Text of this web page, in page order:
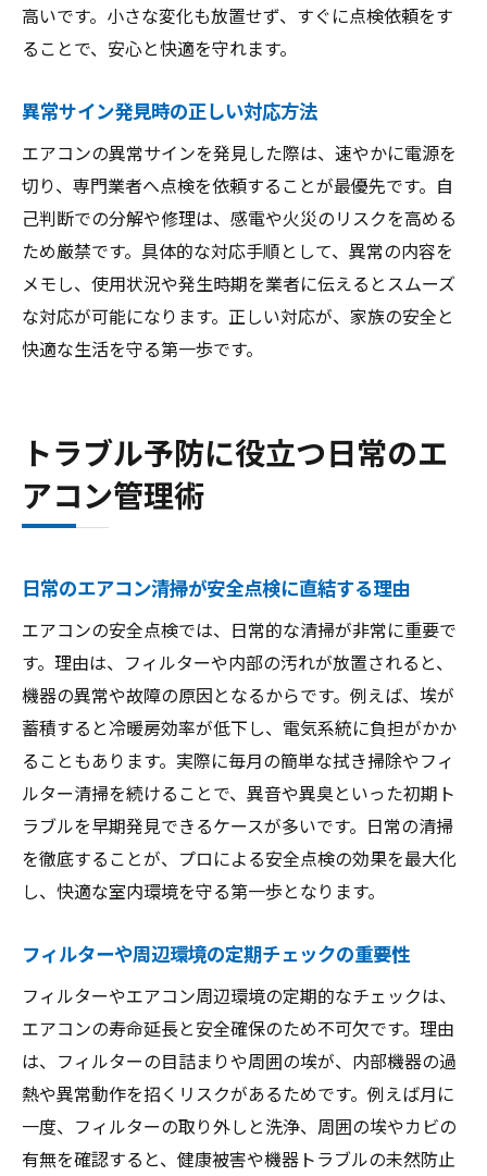
高いです。小さな変化も放置せず、すぐに点検依頼をす
ることで、安心と快適を守れます。
異常サイン発見時の正しい対応方法
エアコンの異常サインを発見した際は、速やかに電源を
切り、専門業者へ点検を依頼することが最優先です。自
己判断での分解や修理は、感電や火災のリスクを高める
ため厳禁です。具体的な対応手順として、異常の内容を
メモし、使用状況や発生時期を業者に伝えるとスムーズ
な対応が可能になります。正しい対応が、家族の安全と
快適な生活を守る第一歩です。
トラブル予防に役立つ日常のエ
アコン管理術
日常のエアコン清掃が安全点検に直結する理由
エアコンの安全点検では、日常的な清掃が非常に重要で
す。理由は、フィルターや内部の汚れが放置されると、
機器の異常や故障の原因となるからです。例えば、埃が
蓄積すると冷暖房効率が低下し、電気系統に負担がかか
ることもあります。実際に毎月の簡単な拭き掃除やフィ
ルター清掃を続けることで、異音や異臭といった初期ト
ラブルを早期発見できるケースが多いです。日常の清掃
を徹底することが、プロによる安全点検の効果を最大化
し、快適な室内環境を守る第一歩となります。
フィルターや周辺環境の定期チェックの重要性
フィルターやエアコン周辺環境の定期的なチェックは、
エアコンの寿命延長と安全確保のため不可欠です。理由
は、フィルターの目詰まりや周囲の埃が、内部機器の過
熱や異常動作を招くリスクがあるためです。例えば月に
一度、フィルターの取り外しと洗浄、周囲の埃やカビの
有無を確認すると、健康被害や機器トラブルの未然防止